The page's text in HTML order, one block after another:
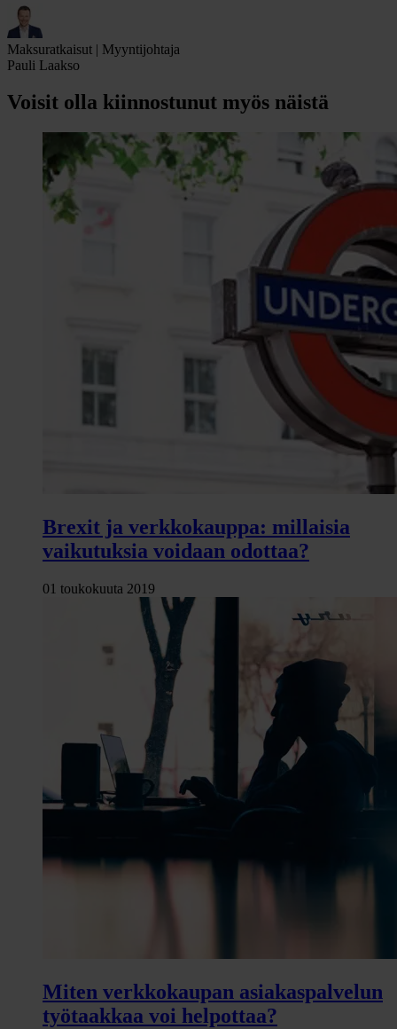
Maksuratkaisut | Myyntijohtaja
Pauli Laakso
Voisit olla kiinnostunut myös näistä
Brexit ja verkkokauppa: millaisia
vaikutuksia voidaan odottaa?
01 toukokuuta 2019
Miten verkkokaupan asiakaspalvelun
työtaakkaa voi helpottaa?